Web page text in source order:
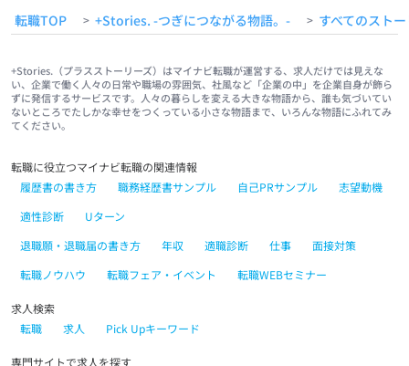
転職TOP > +Stories. -つぎにつながる物語。- > すべてのスト
+Stories.（プラスストーリーズ）はマイナビ転職が運営する、求人だけでは見えな
い、企業で働く人々の日常や職場の雰囲気、社風など「企業の中」を企業自身が飾ら
ずに発信するサービスです。人々の暮らしを変える大きな物語から、誰も気づいてい
ないところでたしかな幸せをつくっている小さな物語まで、いろんな物語にふれてみ
てください。
転職に役立つマイナビ転職の関連情報
履歴書の書き方
職務経歴書サンプル 自己PRサンプル
志望動機
適性診断
Uターン
退職願・退職届の書き方
年収 適職診断 仕事
面接対策
転職ノウハウ
転職フェア・イベント 転職WEBセミナー
求人検索
転職
求人 Pick Upキーワード
専門サイトで求人を探す